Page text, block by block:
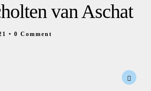
van Aschat
• 0 Comment